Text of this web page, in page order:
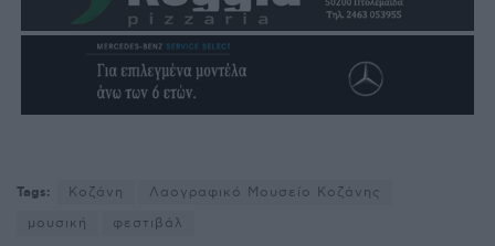
Tags: Κοζάνη
Λαογραφικό Μουσείο Κοζάνης
μουσική
φεστιβάλ